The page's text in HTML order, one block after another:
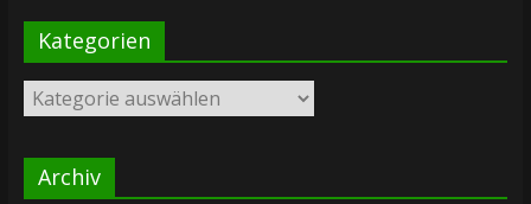
Kategorien
Kategorien
Archiv